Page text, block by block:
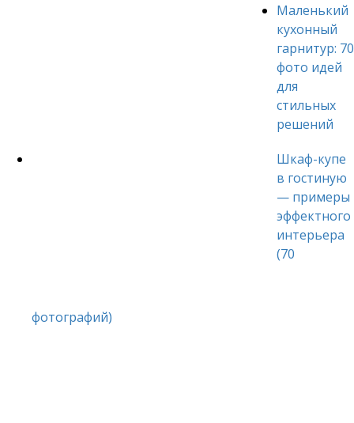
Маленький
кухонный
гарнитур: 70
фото идей
для
стильных
решений
Шкаф-купе
в гостиную
— примеры
эффектного
интерьера
(70
фотографий)